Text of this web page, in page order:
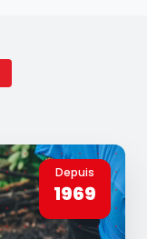
Depuis
1969